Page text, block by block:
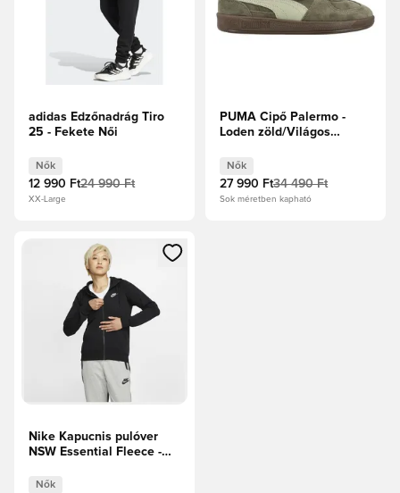
adidas Edzőnadrág Tiro
25 - Fekete Női
Nők
12 990 Ft24 990 Ft
XX-Large
PUMA Cipő Palermo -
Loden zöld/Világos
Nők
27 990 Ft34 490 Ft
Sok méretben kapható
Megnyit egy modált a bejelentkezéshez vagy a tagként
Nike Kapucnis pulóver
NSW Essential Fleece -
Nők